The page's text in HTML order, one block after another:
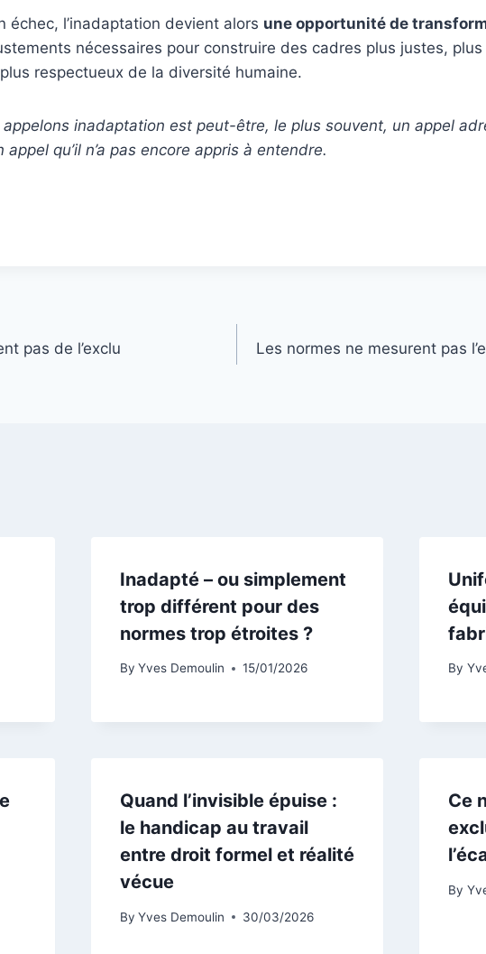
échec, l’inadaptation devient alors une opportunité de
nécessaires pour construire des cadres plus justes, plus
respectueux de la diversité humaine.
appelons inadaptation est peut-être, le plus souvent, un appel
appel qu’il n’a pas encore appris à entendre.
pas de l’exclu
Les normes ne mesurent pas
Inadapté – ou simplement
trop différent pour des
normes trop étroites ?
By Yves Demoulin 15/01/2026 By
Quand l’invisible épuise :
le handicap au travail
entre droit formel et réalité
vécue
By Yves Demoulin 30/03/2026
Ce
By